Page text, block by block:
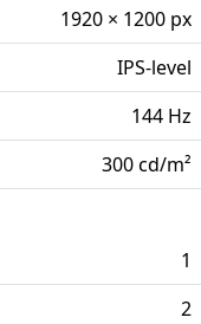
1920 × 1200 px
IPS-level
144 Hz
300 cd/m²
1
2